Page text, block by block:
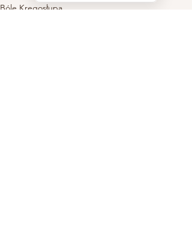
Bóle Kręgosłupa